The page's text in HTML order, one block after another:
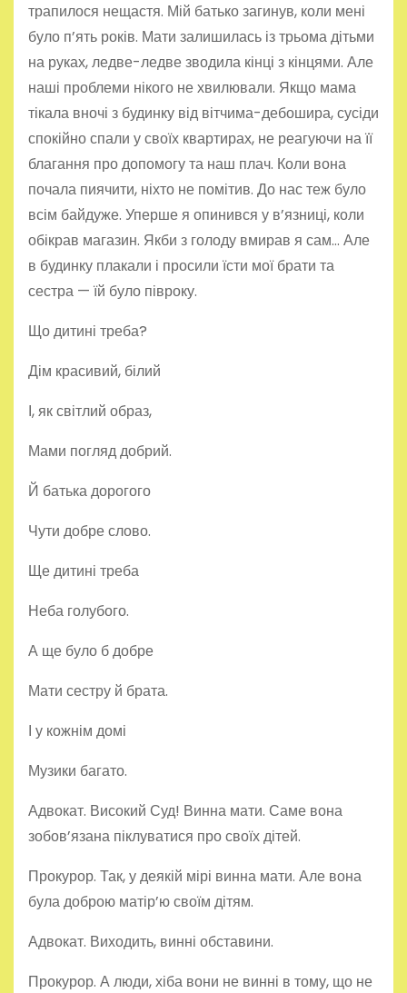
трапилося нещастя. Мій батько загинув, коли мені
було п’ять років. Мати залишилась із трьома дітьми
на руках, ледве-ледве зводила кінці з кінцями. Але
наші проблеми нікого не хвилювали. Якщо мама
тікала вночі з будинку від вітчима-дебошира, сусіди
спокійно спали у своїх квартирах, не реагуючи на її
благання про допомогу та наш плач. Коли вона
почала пиячити, ніхто не помітив. До нас теж було
всім байдуже. Уперше я опинився у в’язниці, коли
обікрав магазин. Якби з голоду вмирав я сам… Але
в будинку плакали і просили їсти мої брати та
сестра — їй було півроку.
Що дитині треба?
Дім красивий, білий
І, як світлий образ,
Мами погляд добрий.
Й батька дорогого
Чути добре слово.
Ще дитині треба
Неба голубого.
А ще було б добре
Мати сестру й брата.
І у кожнім домі
Музики багато.
Адвокат. Високий Суд! Винна мати. Саме вона
зобов’язана піклуватися про своїх дітей.
Прокурор. Так, у деякій мірі винна мати. Але вона
була доброю матір’ю своїм дітям.
Адвокат. Виходить, винні обставини.
Прокурор. А люди, хіба вони не винні в тому, що не